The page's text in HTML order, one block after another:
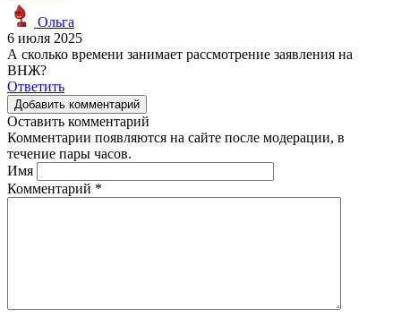
Ольга
6 июля 2025
А сколько времени занимает рассмотрение заявления на
ВНЖ?
Ответить
Добавить комментарий
Оставить комментарий
Комментарии появляются на сайте после модерации, в
течение пары часов.
Имя
Комментарий *